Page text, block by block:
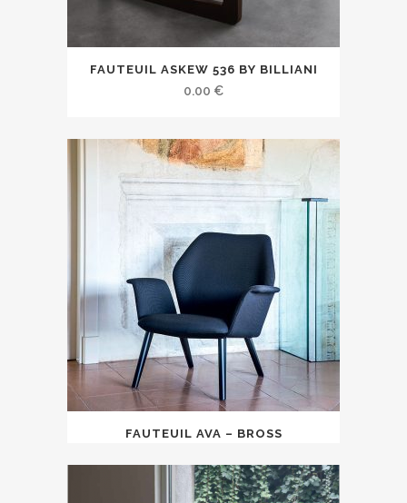
FAUTEUIL ASKEW 536 BY BILLIANI
0.00 €
FAUTEUIL AVA – BROSS